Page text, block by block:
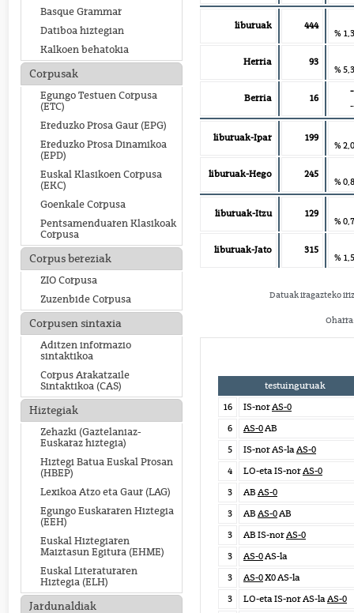
Basque Grammar
Datiboa hiztegian
Kalkoen behatokia
Corpusak
Egungo Testuen Corpusa
(ETC)
Ereduzko Prosa Gaur (EPG)
Ereduzko Prosa Dinamikoa
(EPD)
Euskal Klasikoen Corpusa
(EKC)
Goenkale Corpusa
Pentsamenduaren Klasikoak
Corpusa
Corpus bereziak
ZIO Corpusa
Zuzenbide Corpusa
Corpusen sintaxia
Aditzen informazio
sintaktikoa
Corpus Arakatzaile
Sintaktikoa (CAS)
Hiztegiak
Zehazki (Gaztelaniaz-
Euskaraz hiztegia)
Hiztegi Batua Euskal Prosan
(HBEP)
Lexikoa Atzo eta Gaur (LAG)
Egungo Euskararen Hiztegia
(EEH)
Euskal Hiztegiaren
Maiztasun Egitura (EHME)
Euskal Literaturaren
Hiztegia (ELH)
Jardunaldiak
liburuak 444
%
Herria 93
%
Berria 16
liburuak-Ipar 199
%
liburuak-Hego 245
%
liburuak-Itzu 129
%
liburuak-Jato 315
%
Datuak iragazteko
testuinguruak
16
IS-norAS-0
6
AS-0AB
5
IS-nor AS-laAS-0
4
LO-eta IS-norAS-0
3
AB AS-0
3
AB AS-0AB
3
AB IS-norAS-0
3
AS-0AS-la
3
AS-0X0 AS-la
3
LO-eta IS-nor AS-laAS-0